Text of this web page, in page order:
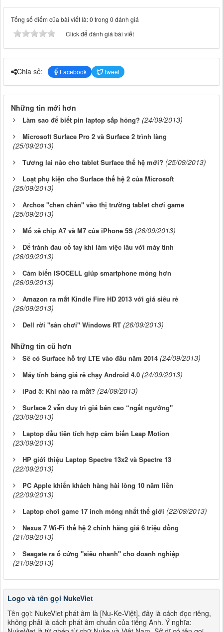
Tổng số điểm của bài viết là: 0 trong 0 đánh giá
Click để đánh giá bài viết
Chia sẻ: Facebook Tweet
Những tin mới hơn
Làm sao để biết pin laptop sắp hỏng? (24/09/2013)
Microsoft Surface Pro 2 và Surface 2 trình làng
(25/09/2013)
Tương lai nào cho tablet Surface thế hệ mới? (25/09/2013)
Loạt phụ kiện cho Surface thế hệ 2 của Microsoft
(25/09/2013)
Archos "chen chân" vào thị trường tablet chơi game
(25/09/2013)
Mổ xẻ chip A7 và M7 của iPhone 5S (26/09/2013)
Để tránh đau cổ tay khi làm việc lâu với máy tính
(26/09/2013)
Cảm biến ISOCELL giúp smartphone mỏng hơn
(26/09/2013)
Amazon ra mắt Kindle Fire HD 2013 với giá siêu rẻ
(26/09/2013)
Dell rời "sân chơi" Windows RT (26/09/2013)
Những tin cũ hơn
Sẽ có Surface hỗ trợ LTE vào đầu năm 2014 (24/09/2013)
Máy tính bảng giá rẻ chạy Android 4.0 (24/09/2013)
iPad 5: Khi nào ra mắt? (24/09/2013)
Surface 2 vẫn duy trì giá bán cao “ngất ngưởng"
(23/09/2013)
Laptop đầu tiên tích hợp cảm biến Leap Motion
(23/09/2013)
HP giới thiệu Laptop Spectre 13x2 và Spectre 13
(22/09/2013)
PC Apple khiến khách hàng hài lòng 10 năm liền
(22/09/2013)
Laptop chơi game 17 inch mỏng nhất thế giới (22/09/2013)
Nexus 7 Wi-Fi thế hệ 2 chính hãng giá 6 triệu đồng
(21/09/2013)
Seagate ra ổ cứng "siêu nhanh" cho doanh nghiệp
(21/09/2013)
Logo và tên gọi NukeViet
Tên gọi: NukeViet phát âm là [Nu-Ke-Việt], đây là cách đọc riêng,
không phải là cách phát âm chuẩn của tiếng Anh. Ý nghĩa: